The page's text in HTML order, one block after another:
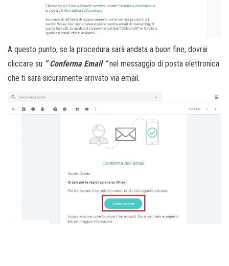
A questo punto, se la procedura sarà andata a buon fine, dovrai
cliccare su ” Conferma Email “nel messaggio di posta elettronica
che ti sarà sicuramente arrivato via email.